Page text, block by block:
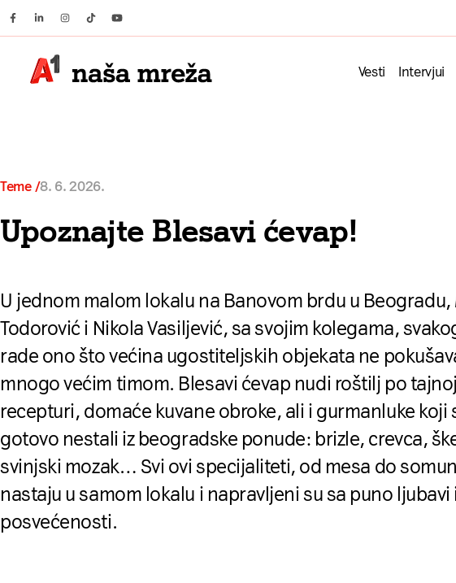
Facebook
LinkedinInstagram
TiktokYoutube
Vesti Intervjui
Teme 8. 6. 2026.
Upoznajte Blesavi ćevap!
U jednom malom lokalu na Banovom brdu u Beogradu,
Todorović i Nikola Vasiljević, sa svojim kolegama,
rade ono što većina ugostiteljskih objekata ne
mnogo većim timom. Blesavi ćevap nudi roštilj po tajnoj
recepturi, domaće kuvane obroke, ali i gurmanluke koji
gotovo nestali iz beogradske ponude: brizle, crevca,
svinjski mozak… Svi ovi specijaliteti, od mesa do
nastaju u samom lokalu i napravljeni su sa puno ljubavi
posvećenosti.